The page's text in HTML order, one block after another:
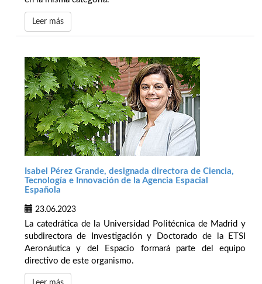
Leer más
Isabel Pérez Grande, designada directora de Ciencia,
Tecnología e Innovación de la Agencia Espacial
Española
23.06.2023
La catedrática de la Universidad Politécnica de Madrid y
subdirectora de Investigación y Doctorado de la ETSI
Aeronáutica y del Espacio formará parte del equipo
directivo de este organismo.